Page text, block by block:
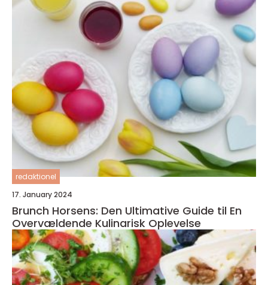
redaktionel
17. January 2024
Brunch Horsens: Den Ultimative Guide til En
Overvældende Kulinarisk Oplevelse